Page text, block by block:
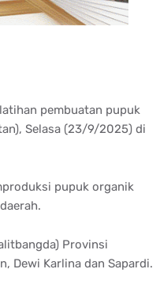
pembuatan pupuk
), Selasa(23/9/2025) di
pupuk organik
daerah.
) Provinsi
, Dewi Karlinadan Sapardi.